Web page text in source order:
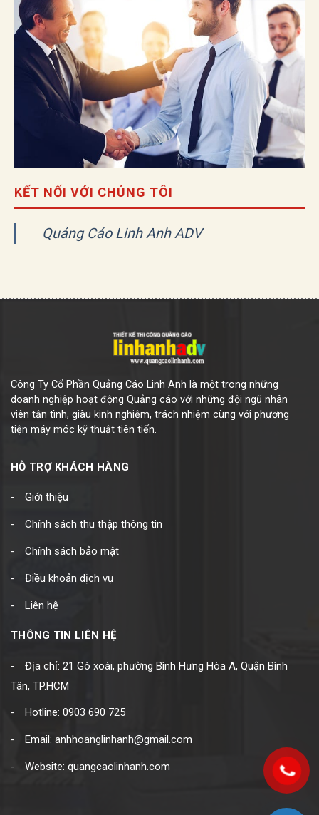
KẾT NỐI VỚI CHÚNG TÔI
Quảng Cáo Linh Anh ADV
Công Ty Cổ Phần Quảng Cáo Linh Anh là một trong những
doanh nghiệp hoạt động Quảng cáo với những đội ngũ nhân
viên tận tình, giàu kinh nghiệm, trách nhiệm cùng với phương
tiện máy móc kỹ thuật tiên tiến.
HỖ TRỢ KHÁCH HÀNG
Giới thiệu
Chính sách thu thập thông tin
Chính sách bảo mật
Điều khoản dịch vụ
Liên hệ
THÔNG TIN LIÊN HỆ
Địa chỉ: 21 Gò xoài, phường Bình Hưng Hòa A, Quận Bình
Tân, TP.HCM
Hotline: 0903 690 725
Email: anhhoanglinhanh@gmail.com
Website: quangcaolinhanh.com